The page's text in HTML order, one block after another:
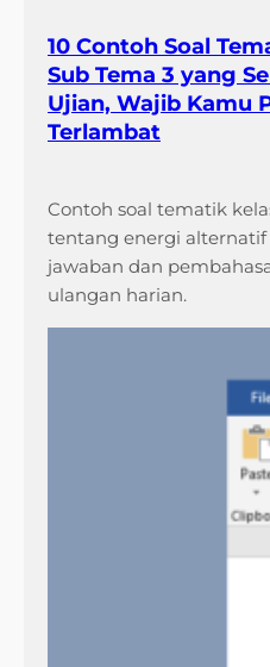
10 Contoh Soal
Sub Tema 3 yang
Ujian, Wajib Kamu
Terlambat
Contoh soal tematik
tentang energi
jawaban dan
ulangan harian.